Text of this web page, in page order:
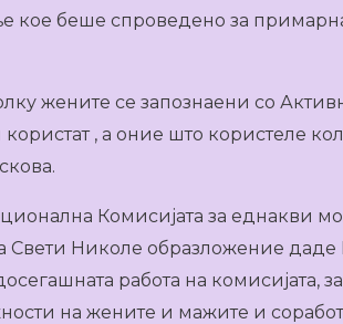
кое беше спроведено за
жените се запознаени со
, а оние што користеле
Комисијата за еднакви
Свети Николе образложение
работа на комисијата,
на жените и мажите и